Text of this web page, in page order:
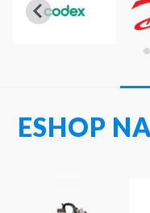
ESHOP